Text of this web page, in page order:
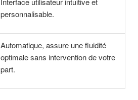
personnalisable.
Automatique, assure une fluidité
optimale sans intervention de votre
part.